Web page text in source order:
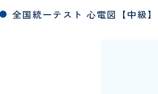
全国統一テスト 心電図【中級】